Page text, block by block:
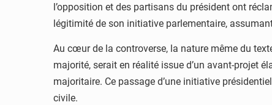
l’opposition et des partisans du président ont
légitimité de son initiative parlementaire,
Au cœur de la controverse, la nature même du
majorité, serait en réalité issue d’un avant-projet
majoritaire. Ce passage d’une initiative
civile.